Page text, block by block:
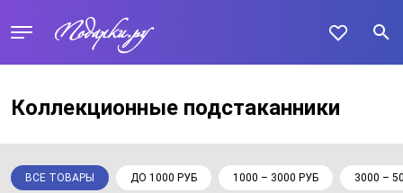
Коллекционные подстаканники
ВСЕ ТОВАРЫ ДО 1000 РУБ 1000 – 3000 РУБ 3000 –